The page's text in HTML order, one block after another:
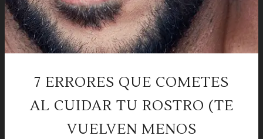
7 ERRORES QUE COMETES
AL CUIDAR TU ROSTRO (TE
VUELVEN MENOS